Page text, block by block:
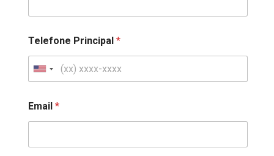
Telefone Principal *
Email *